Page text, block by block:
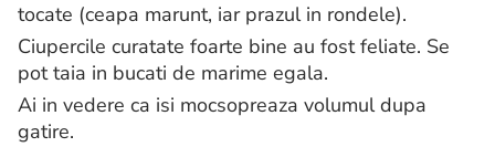
tocate (ceapa marunt, iar prazul in rondele).
Ciupercile curatate foarte bine au fost feliate. Se
pot taia in bucati de marime egala.
Ai in vedere ca isi mocsopreaza volumul dupa
gatire.